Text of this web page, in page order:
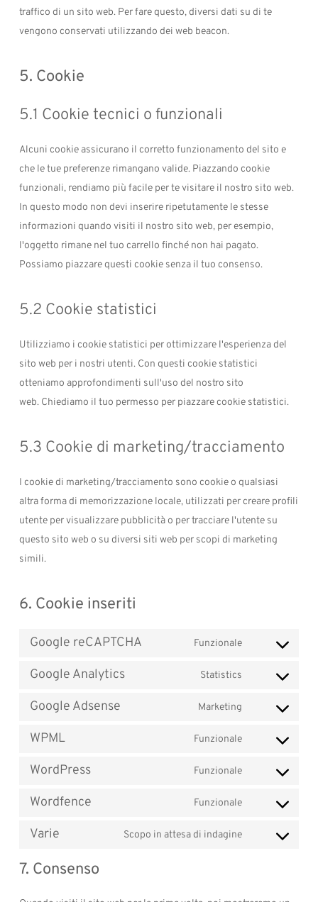
traffico di un sito web. Per fare questo, diversi dati su di te
vengono conservati utilizzando dei web beacon.
5. Cookie
5.1 Cookie tecnici o funzionali
Alcuni cookie assicurano il corretto funzionamento del sito e
che le tue preferenze rimangano valide. Piazzando cookie
funzionali, rendiamo più facile per te visitare il nostro sito web.
In questo modo non devi inserire ripetutamente le stesse
informazioni quando visiti il nostro sito web, per esempio,
l'oggetto rimane nel tuo carrello finché non hai pagato.
Possiamo piazzare questi cookie senza il tuo consenso.
5.2 Cookie statistici
Utilizziamo i cookie statistici per ottimizzare l'esperienza del
sito web per i nostri utenti. Con questi cookie statistici
otteniamo approfondimenti sull'uso del nostro sito
web. Chiediamo il tuo permesso per piazzare cookie statistici.
5.3 Cookie di marketing/tracciamento
I cookie di marketing/tracciamento sono cookie o qualsiasi
altra forma di memorizzazione locale, utilizzati per creare profili
utente per visualizzare pubblicità o per tracciare l'utente su
questo sito web o su diversi siti web per scopi di marketing
simili.
6. Cookie inseriti
Google reCAPTCHA Funzionale
Consent
google-
Google Analytics Statistics
Consent
google-
Google Adsense Marketing
Consent
google-
WPML Funzionale
Consent
wpml
WordPress Funzionale
Consent
wordpress
Wordfence Funzionale
Consent
Varie Scopo in attesa di indagine
Consent
7. Consenso